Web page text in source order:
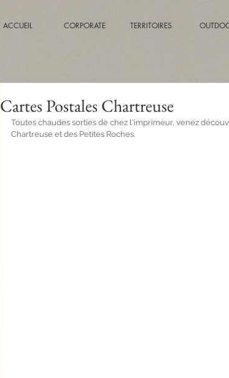
ACCUEIL CORPORATE TERRITOIRES
Cartes Postales Chartreuse
Toutes chaudes sorties de chez l'imprimeur, venez
Chartreuse et des Petites Roches.